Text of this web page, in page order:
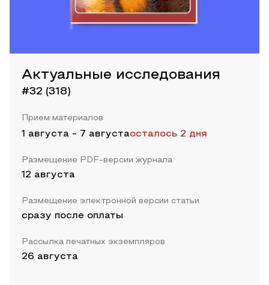
Актуальные исследования
#32 (318)
Прием материалов
1 августа - 7 августаосталось 2 дня
Размещение PDF-версии журнала
12 августа
Размещение электронной версии статьи
сразу после оплаты
Рассылка печатных экземпляров
26 августа